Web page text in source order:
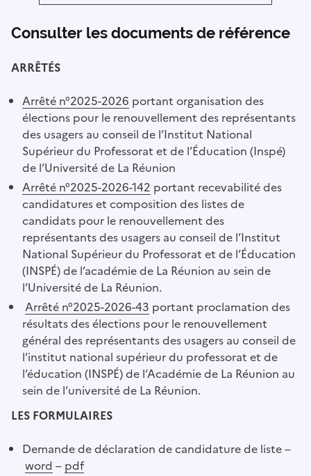
Consulter les documents de référence
ARRÊTÉS
Arrêté n°2025-2026 portant organisation des
élections pour le renouvellement des représentants
des usagers au conseil de l’Institut National
Supérieur du Professorat et de l’Éducation (Inspé)
de l’Université de La Réunion
Arrêté n°2025-2026-142 portant recevabilité des
candidatures et composition des listes de
candidats pour le renouvellement des
représentants des usagers au conseil de l’Institut
National Supérieur du Professorat et de l’Éducation
(INSPÉ) de l’académie de La Réunion au sein de
l’Université de La Réunion.
Arrêté n°2025-2026-43 portant proclamation des
résultats des élections pour le renouvellement
général des représentants des usagers au conseil de
l’institut national supérieur du professorat et de
l’éducation (INSPÉ) de l’Académie de La Réunion au
sein de l’université de La Réunion.
LES FORMULAIRES
Demande de déclaration de candidature de liste –
word – pdf